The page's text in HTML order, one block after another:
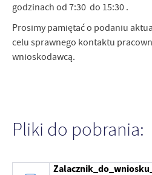
godzinach od 7:30 do 15:30 .
Prosimy pamiętać o podaniu
celu sprawnego kontaktu
wnioskodawcą.
Pliki do pobrania: